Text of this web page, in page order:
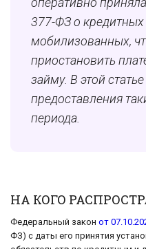
377-ФЗ о кредитных
мобилизованных,
приостановить
займу. В этой
предоставления
периода.
НА КОГО
Федеральный закон от
ФЗ) с даты его принятия